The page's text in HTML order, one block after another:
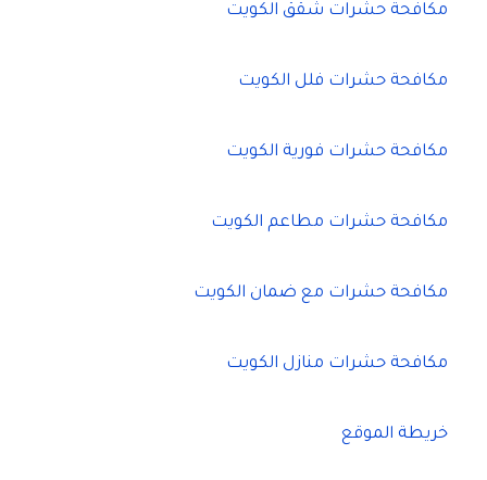
مكافحة حشرات شقق الكويت
مكافحة حشرات فلل الكويت
مكافحة حشرات فورية الكويت
مكافحة حشرات مطاعم الكويت
مكافحة حشرات مع ضمان الكويت
مكافحة حشرات منازل الكويت
خريطة الموقع